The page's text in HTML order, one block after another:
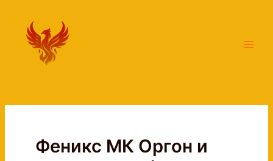
content
Феникс МК Оргон и